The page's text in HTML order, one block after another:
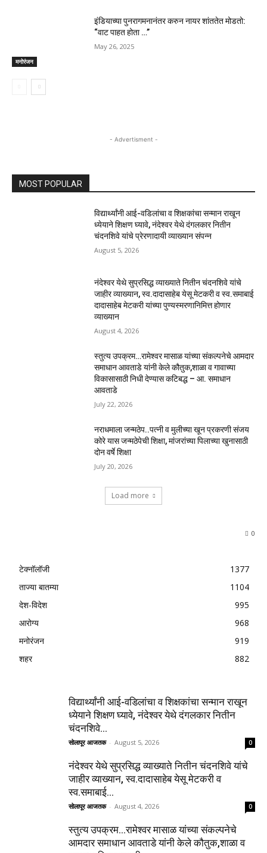
मनोरंजन
इंडियाच्या पुनरागमनानंतर करुन नायर शांततेत मोडतो:
“वाट पाहत होता …”
May 26, 2025
- Advertisment -
MOST POPULAR
विद्यार्थ्यांनी आई-वडिलांचा व शिक्षकांचा सन्मान राखून
ध्येयाने शिक्षण घ्यावे, नंदेश्वर येथे दंगलकार नितीन
चंदनशिवे यांचे प्रेरणादायी व्याख्यान संपन्न
August 5, 2026
नंदेश्वर येथे सुप्रसिद्ध व्याख्याते नितीन चंदनशिवे यांचे
जाहीर व्याख्यान, स्व.दादासाहेब येसू मेटकरी व स्व.समाबाई
दादासाहेब मेटकरी यांच्या पुण्यस्मरणानिमित्त होणार
व्याख्यान
August 4, 2026
स्तुत्य उपक्रम…रामेश्वर मासाळ यांच्या संकल्पनेचे आमदार
समाधान आवताडे यांनी केले कौतुक,शाळा व गावाच्या
विकासासाठी निधी देण्यास कटिबद्ध – आ. समाधान
आवताडे
July 22, 2026
नराधमाला जन्मठेप..पत्नी व मुलीच्या खून प्रकरणी संजय
कोरे यास जन्मठेपेची शिक्षा, मांजरांच्या पिलाच्या खुनासाठी
दोन वर्षे शिक्षा
July 20, 2026
Load more
0
टेक्नॉलॉजी
1377
ताज्या बातम्या
1104
देश-विदेश
995
आरोग्य
968
मनोरंजन
919
शहर
882
विद्यार्थ्यांनी आई-वडिलांचा व शिक्षकांचा सन्मान राखून
ध्येयाने शिक्षण घ्यावे, नंदेश्वर येथे दंगलकार नितीन
चंदनशिवे...
सोलापूर आजतक - August 5, 2026 0
नंदेश्वर येथे सुप्रसिद्ध व्याख्याते नितीन चंदनशिवे यांचे
जाहीर व्याख्यान, स्व.दादासाहेब येसू मेटकरी व
स्व.समाबाई...
सोलापूर आजतक - August 4, 2026 0
स्तुत्य उपक्रम…रामेश्वर मासाळ यांच्या संकल्पनेचे
आमदार समाधान आवताडे यांनी केले कौतुक,शाळा व